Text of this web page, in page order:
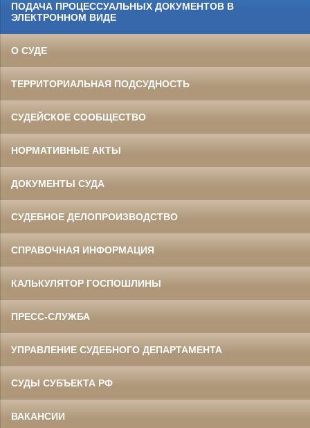
ПОДАЧА ПРОЦЕССУАЛЬНЫХ ДОКУМЕНТОВ В
ЭЛЕКТРОННОМ ВИДЕ
О СУДЕ
ТЕРРИТОРИАЛЬНАЯ ПОДСУДНОСТЬ
СУДЕЙСКОЕ СООБЩЕСТВО
НОРМАТИВНЫЕ АКТЫ
ДОКУМЕНТЫ СУДА
СУДЕБНОЕ ДЕЛОПРОИЗВОДСТВО
СПРАВОЧНАЯ ИНФОРМАЦИЯ
КАЛЬКУЛЯТОР ГОСПОШЛИНЫ
ПРЕСС-СЛУЖБА
УПРАВЛЕНИЕ СУДЕБНОГО ДЕПАРТАМЕНТА
СУДЫ СУБЪЕКТА РФ
ВАКАНСИИ